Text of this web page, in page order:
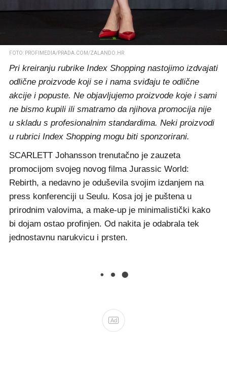
FOTO: PROFIMEDIA/PRADA.COM/ZALANDO.HR
Pri kreiranju rubrike Index Shopping nastojimo izdvajati
odlične proizvode koji se i nama sviđaju te odlične
akcije i popuste. Ne objavljujemo proizvode koje i sami
ne bismo kupili ili smatramo da njihova promocija nije
u skladu s profesionalnim standardima. Neki proizvodi
u rubrici Index Shopping mogu biti sponzorirani.
SCARLETT Johansson trenutačno je zauzeta
promocijom svojeg novog filma Jurassic World:
Rebirth, a nedavno je oduševila svojim izdanjem na
press konferenciji u Seulu. Kosa joj je puštena u
prirodnim valovima, a make-up je minimalistički kako
bi dojam ostao profinjen. Od nakita je odabrala tek
jednostavnu narukvicu i prsten.
Ad